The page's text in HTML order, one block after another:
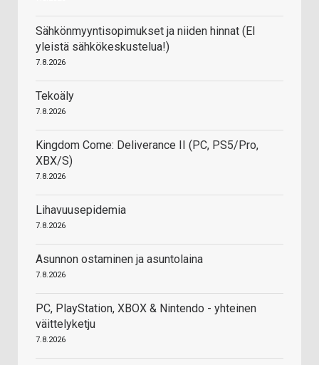
Sähkönmyyntisopimukset ja niiden hinnat (EI
yleistä sähkökeskustelua!)
7.8.2026
Tekoäly
7.8.2026
Kingdom Come: Deliverance II (PC, PS5/Pro,
XBX/S)
7.8.2026
Lihavuusepidemia
7.8.2026
Asunnon ostaminen ja asuntolaina
7.8.2026
PC, PlayStation, XBOX & Nintendo - yhteinen
väittelyketju
7.8.2026